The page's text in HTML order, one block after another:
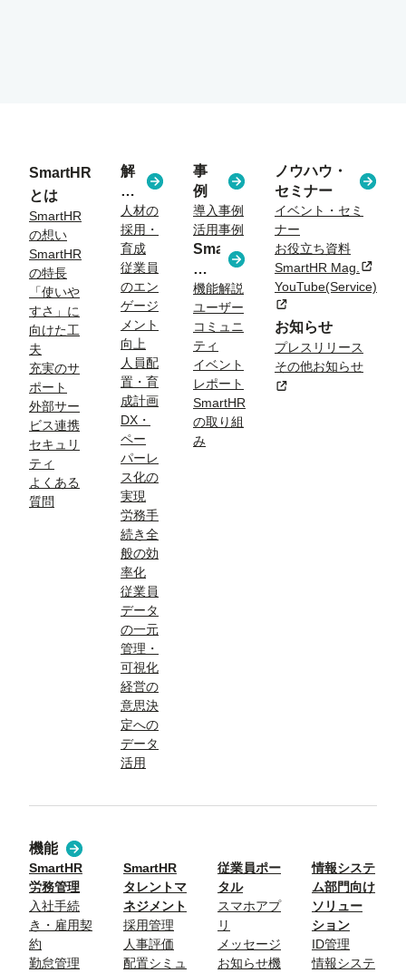
SmartHR
とは
SmartHR
の想い
SmartHR
の特長
「使いや
すさ」に
向けた工
夫
充実のサ
ポート
外部サー
ビス連携
セキュリ
ティ
よくある
質問
解
決
す
る
課
題
人材の
採用・
育成
従業員
のエン
ゲージ
メント
向上
人員配
置・育
成計画
DX・
ペー
パーレ
ス化の
実現
労務手
続き全
般の効
率化
従業員
データ
の一元
管理・
可視化
経営の
意思決
定への
データ
活用
事
例
導入事例
活用事例
SmartHR
コ
ラ
ム
機能解説
ユーザー
コミュニ
ティ
イベント
レポート
SmartHR
の取り組
み
ノウハウ・
セミナー
イベント・セミ
ナー
お役立ち資料
SmartHR Mag. 新規タ
YouTube(Service)
新規タブまたはウィン
お知らせ
プレスリリース
その他お知らせ
新規タブまたはウィン
機能
SmartHR
労務管理
入社手続
き・雇用契
約
勤怠管理
SmartHR
タレントマ
ネジメント
採用管理
人事評価
配置シミュ
従業員ポー
タル
スマホアプ
リ
メッセージ
お知らせ機
情報システ
ム部門向け
ソリュー
ション
ID管理
情報システ